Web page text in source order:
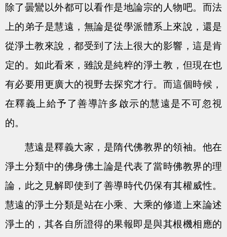
除了曇鸞以外都可以看作是地論宗的人物吧。而法
上的弟子是慧遠，無論是從學派體系上來說，還是
從淨土教來說，都受到了法上很大的影響，這是肯
定的。如此看來，雖說是純粹的淨土教，但現在也
有必要用更廣大的視野去探究才行。而這個時候，
在釋義上給予了善導許多啟示的慧遠是不可忽視
的。
慧遠是釋義大家，是隋代佛教界的領袖。他在
淨土分類中的佛身佛土論是代表了當時佛教界的理
論，此之見解即使到了善導時代仍保有其權威性。
慧遠的淨土分類是站在小乘、大乘的修道上來論述
淨土的，其各自所證得的果報即是與其根機相應的